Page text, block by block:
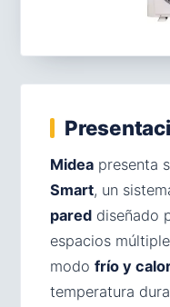
Midea presenta
Smart, un
pared diseñado
espacios
modo frío y
temperatura